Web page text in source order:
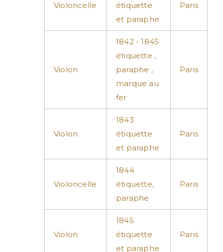
Violoncelle
étiquette
et paraphe
Paris
Violon
1842 - 1845
étiquette ,
paraphe ,
marque au
fer
Paris
Violon
1843
étiquette
et paraphe
Paris
Violoncelle
1844
étiquette,
paraphe
Paris
Violon
1845
étiquette
et paraphe
Paris